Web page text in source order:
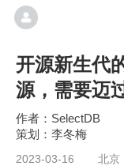
开源新生代
源，需要迈
SelectDB
李冬梅
2023-03-16
北京